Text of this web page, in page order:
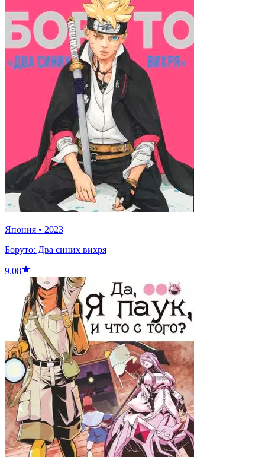
Япония • 2023
Боруто: Два синих вихря
9.08